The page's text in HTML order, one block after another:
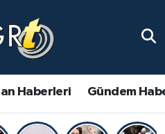
Haberleri Gündem